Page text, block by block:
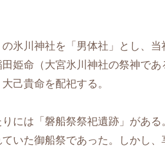
氷川神社を「男体社」とし、
姫命（大宮氷川神社の祭神で
己貴命を配祀する。
には「磐船祭祭祀遺跡」があ
いた御船祭であった。しかし